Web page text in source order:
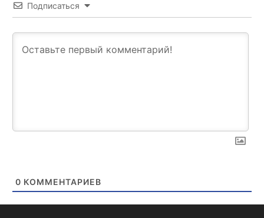
Подписаться
0 КОММЕНТАРИЕВ